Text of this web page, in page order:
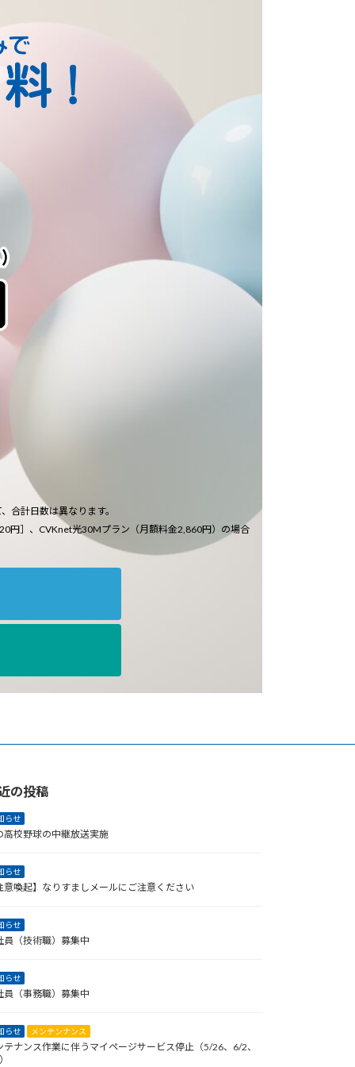
合計日数は異なります。
円］、CVKnet光30Mプラン（月額料金2,860円）の場合
の投稿
らせ
高校野球の中継放送実施
らせ
意喚起】なりすましメールにご注意ください
らせ
員（技術職）募集中
らせ
員（事務職）募集中
らせ メンテンナンス
テナンス作業に伴うマイページサービス停止（5/26、6/2、